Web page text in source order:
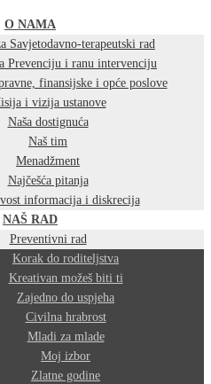
O NAMA
Savjetodavno-terapeutski rad
Prevenciju i ranu intervenciju
finansijske i opće poslove
i vizija ustanove
Naša dostignuća
Naš tim
Menadžment
Najčešća pitanja
informacija i diskrecija
NAŠ RAD
Preventivni rad
Korak do roditeljstva
Kreativan možeš biti ti
Zajedno do uspjeha
Civilna hrabrost
Mladi za mlade
Moj izbor
Zlatne godine